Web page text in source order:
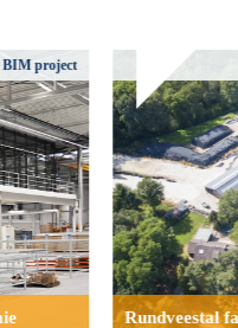
BIM project
Rundveestal